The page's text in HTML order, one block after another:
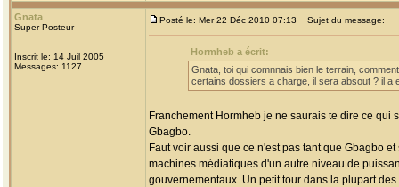
Gnata
Super Posteur
Inscrit le: 14 Juil 2005
Messages: 1127
Posté le: Mer 22 Déc 2010 07:13 Sujet du message:
Hormheb a écrit:
Gnata, toi qui comnnais bien le terrain,
certains dossiers a charge, il sera absout ? il a
Franchement Hormheb je ne saurais te dire ce
Gbagbo.
Faut voir aussi que ce n'est pas tant que Gbagbo
machines médiatiques d'un autre niveau de
gouvernementaux. Un petit tour dans la plupart